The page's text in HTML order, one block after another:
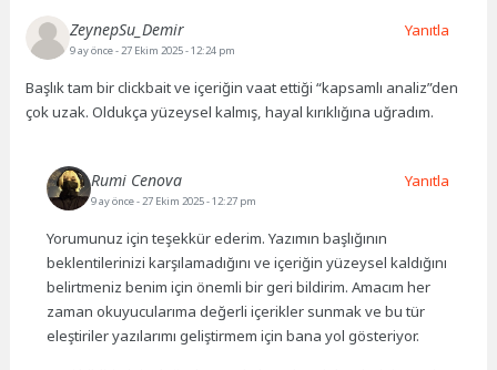
ZeynepSu_Demir
9 ay önce- 27 Ekim 2025 - 12:24 pm
Başlık tam bir clickbait ve içeriğin vaat ettiği “kapsamlı analiz”den
çok uzak. Oldukça yüzeysel kalmış, hayal kırıklığına uğradım.
Yanıtla
Rumi Cenova
9 ay önce- 27 Ekim 2025 - 12:27 pm
Yorumunuz için teşekkür ederim. Yazımın başlığının
beklentilerinizi karşılamadığını ve içeriğin yüzeysel kaldığını
belirtmeniz benim için önemli bir geri bildirim. Amacım her
zaman okuyucularıma değerli içerikler sunmak ve bu tür
eleştiriler yazılarımı geliştirmem için bana yol gösteriyor.
Yanıtla